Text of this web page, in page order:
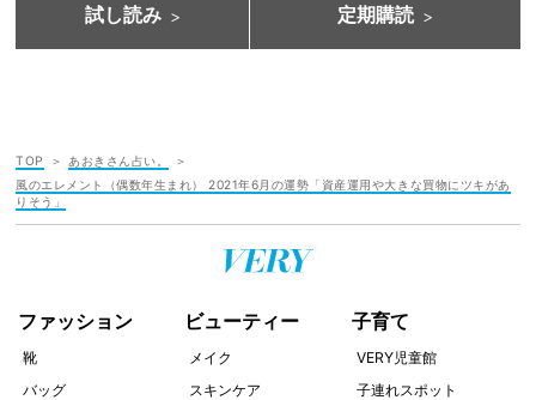
試し読み 定期購読
TOP
あおきさん占い。
風のエレメント（偶数年生まれ） 2021年6月の運勢「資産運用や大きな買物にツキがあ
りそう」
ファッション
靴
バッグ
ビューティー
メイク
スキンケア
子育て
VERY児童館
子連れスポット